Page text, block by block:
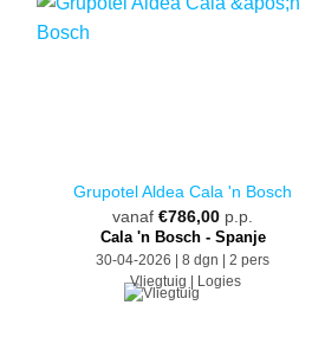
Grupotel Aldea Cala 'n Bosch
vanaf€786,00 p.p.
Cala 'n Bosch - Spanje
30-04-2026 | 8 dgn | 2 pers
Vliegtuig | Logies